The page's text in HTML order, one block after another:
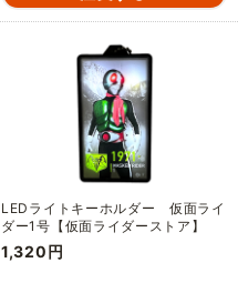
LEDライトキーホルダー 仮面ライ
ダー1号【仮面ライダーストア】
1,320円